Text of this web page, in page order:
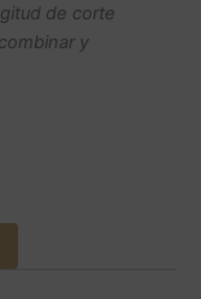
de corte
y